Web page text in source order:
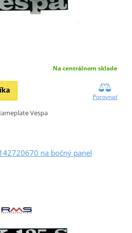
Na centrálnom sklade
Porovnať
Vespa
na bočný panel